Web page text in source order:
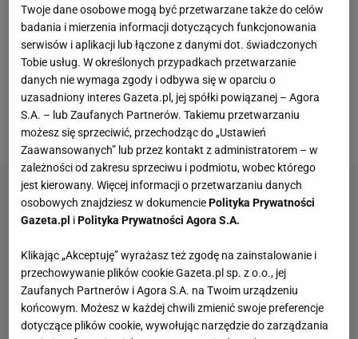
transferowego, za 6 milionów euro. Obydwaj, byli
piłkarze Slavii Pragi, od tego czasu zagrali we
wszystkich spotkaniach, w każdym z nich
występując od pierwszej do ostatniej minuty. To
sprawiło, że angielski klub postanowił szukać w lidze
czeskiej kolejnych piłkarzy do swojego zespołu.
Twoje dane osobowe mogą być przetwarzane także do celów
badania i mierzenia informacji dotyczących funkcjonowania
serwisów i aplikacji lub łączone z danymi dot. świadczonych
Tobie usług. W określonych przypadkach przetwarzanie
danych nie wymaga zgody i odbywa się w oparciu o
uzasadniony interes Gazeta.pl, jej spółki powiązanej – Agora
S.A. – lub Zaufanych Partnerów. Takiemu przetwarzaniu
możesz się sprzeciwić, przechodząc do „Ustawień
Zaawansowanych” lub przez kontakt z administratorem – w
zależności od zakresu sprzeciwu i podmiotu, wobec którego
jest kierowany. Więcej informacji o przetwarzaniu danych
osobowych znajdziesz w dokumenciePolityka Prywatności
Gazeta.pl iPolityka Prywatności Agora S.A.
Klikając „Akceptuję” wyrażasz też zgodę na zainstalowanie i
przechowywanie plików cookie Gazeta.pl sp. z o.o., jej
Zaufanych Partnerów i Agora S.A. na Twoim urządzeniu
końcowym. Możesz w każdej chwili zmienić swoje preferencje
dotyczące plików cookie, wywołując narzędzie do zarządzania